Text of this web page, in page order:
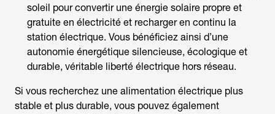
soleil pour convertir une énergie solaire propre et
gratuite en électricité et recharger en continu la
station électrique. Vous bénéficiez ainsi d’une
autonomie énergétique silencieuse, écologique et
durable, véritable liberté électrique hors réseau.
Si vous recherchez une alimentation électrique plus
stable et plus durable, vous pouvez également